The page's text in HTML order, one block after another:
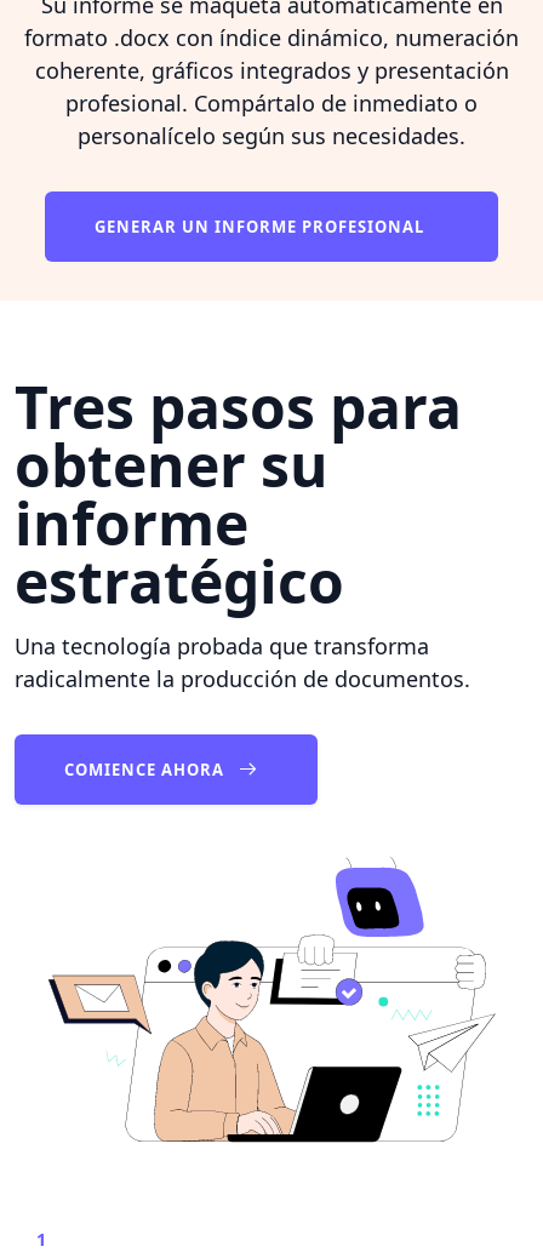
formato .docx con índice dinámico, numeración
coherente, gráficos integrados y presentación
profesional. Compártalo de inmediato o
personalícelo según sus necesidades.
GENERAR UN INFORME PROFESIONAL
Tres pasos para
obtener su
informe
estratégico
Una tecnología probada que transforma
radicalmente la producción de documentos.
COMIENCE AHORA
1